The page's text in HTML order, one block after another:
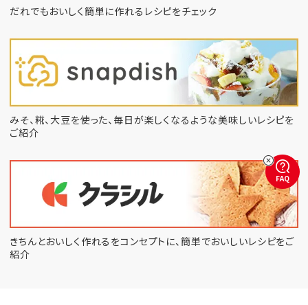
だれでもおいしく簡単に作れるレシピをチェック
みそ、糀、大豆を使った、毎日が楽しくなるような美味しいレシピを
ご紹介
きちんとおいしく作れるをコンセプトに、簡単でおいしいレシピをご
紹介
FAQ